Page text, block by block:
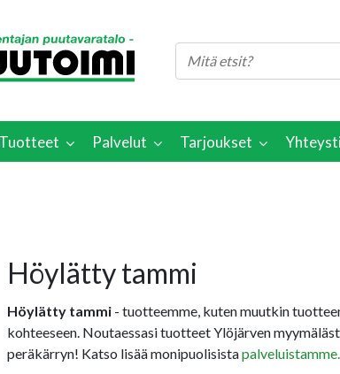
Tuotteet Palvelut Tarjoukset
Höylätty tammi
Höylätty tammi - tuotteemme, kuten muutkin
kohteeseen. Noutaessasi tuotteet Ylöjärven
peräkärryn! Katso lisää monipuolisistapalveluistamme.